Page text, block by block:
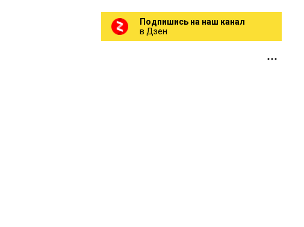
Подпишись на наш канал
в Дзен